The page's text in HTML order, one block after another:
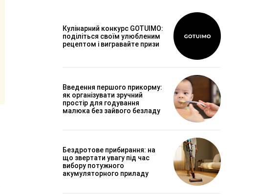
Кулінарний конкурс GOTUIMO:
поділіться своїм улюбленим
рецептом і вигравайте призи
Введення першого прикорму:
як організувати зручний
простір для годування
малюка без зайвого безладу
Бездротове прибирання: на
що звертати увагу під час
вибору потужного
акумуляторного приладу